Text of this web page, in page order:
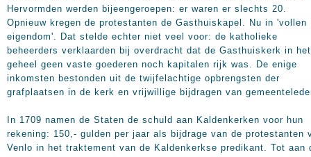
Hervormden werden bijeengeroepen: er waren er slechts 20.
Opnieuw kregen de protestanten de Gasthuiskapel. Nu in 'vollen
eigendom'. Dat stelde echter niet veel voor: de katholieke
beheerders verklaarden bij overdracht dat de Gasthuiskerk in het
geheel geen vaste goederen noch kapitalen rijk was. De enige
inkomsten bestonden uit de twijfelachtige opbrengsten der
grafplaatsen in de kerk en vrijwillige bijdragen van
In 1709 namen de Staten de schuld aan Kaldenkerken voor hun
rekening: 150,- gulden per jaar als bijdrage van de protestanten
Venlo in het traktement van de Kaldenkerkse predikant. Tot aan